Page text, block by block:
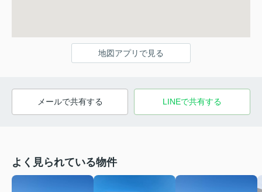
地図アプリで見る
メールで共有する LINEで共有する
よく見られている物件